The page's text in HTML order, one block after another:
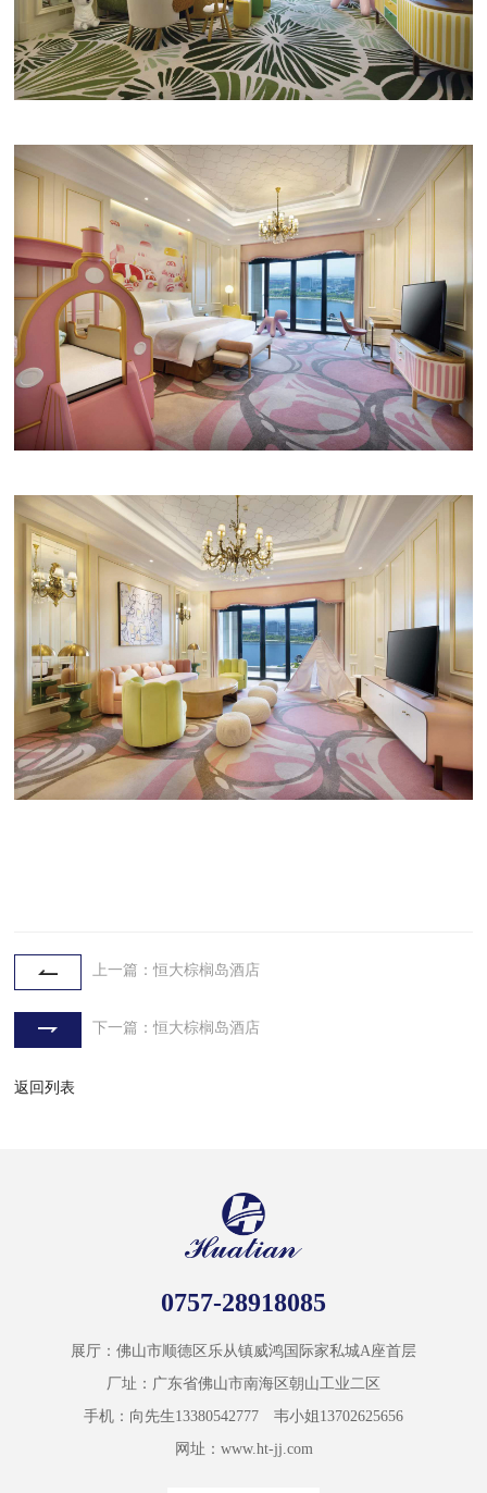
上一篇：恒大棕榈岛酒店
下一篇：恒大棕榈岛酒店
返回列表
0757-28918085
展厅：佛山市顺德区乐从镇威鸿国际家私城A座首层
厂址：广东省佛山市南海区朝山工业二区
手机：向先生13380542777 韦小姐13702625656
网址：www.ht-jj.com